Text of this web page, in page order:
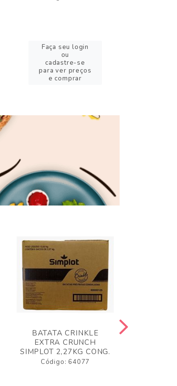
Faça seu login
ou
cadastre-se
para ver preços
e comprar
BATATA CRINKLE
EXTRA CRUNCH
SIMPLOT 2,27KG CONG.
Código: 64077